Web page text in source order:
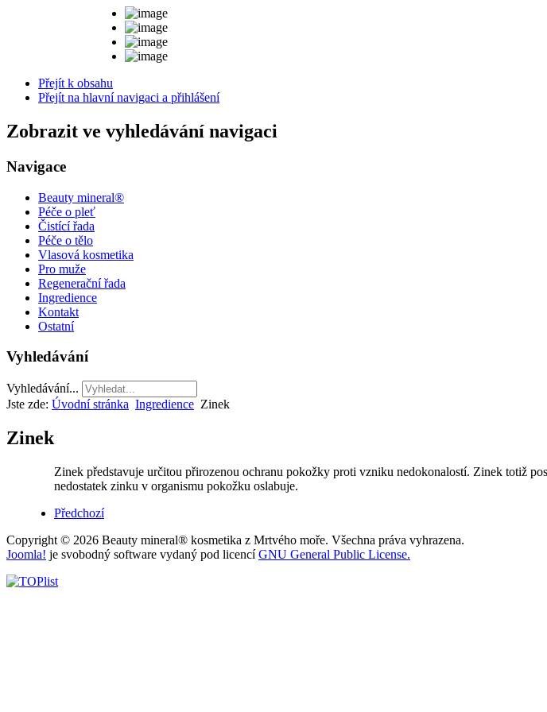
Přejít k obsahu
Přejít na hlavní navigaci a přihlášení
Zobrazit ve vyhledávání navigaci
Navigace
Beauty mineral®
Péče o pleť
Čistící řada
Péče o tělo
Vlasová kosmetika
Pro muže
Regenerační řada
Ingredience
Kontakt
Ostatní
Vyhledávání
Vyhledávání...
Jste zde: Úvodní stránka Ingredience Zinek
Zinek
Zinek představuje určitou přirozenou ochranu pokožky proti vzniku nedokonalostí. Zinek totiž
nedostatek zinku v organismu pokožku oslabuje.
Předchozí
Copyright © 2026 Beauty mineral® kosmetika z Mrtvého moře. Všechna práva vyhrazena.
Joomla! je svobodný software vydaný pod licencíGNU General Public License.